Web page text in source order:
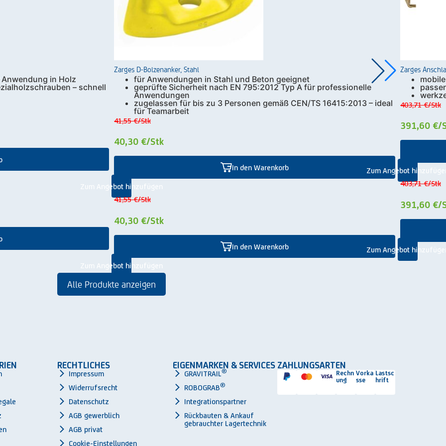
in Holz
– schnell
Zarges D-Bolzenanker, Stahl
für Anwendungen in Stahl und Beton geeignet
geprüfte Sicherheit nach EN 795:2012 Typ A für professionelle
Anwendungen
zugelassen für bis zu 3 Personen gemäß CEN/TS 16415:2013 – ideal
für Teamarbeit
41,55 €/Stk
40,30 €/Stk
In den Warenkorb
Zum Angebot hinzufügen
41,55 €/Stk
40,30 €/Stk
In den Warenkorb
Zum Angebot hinzufügen
Zarges
403,71 €/Stk
391,60 €/
Zum Angebot
403,71 €/Stk
391,60 €/
Zum Angebot
Alle Produkte anzeigen
RECHTLICHES
Impressum
Widerrufsrecht
Datenschutz
AGB gewerblich
AGB privat
Cookie-Einstellungen
EIGENMARKEN & SERVICES
GRAVITRAIL®
ROBOGRAB®
Integrationspartner
Rückbauten & Ankauf
gebrauchter Lagertechnik
ZAHLUNGSARTEN
Rechn
ung
Vorka
sse
Lastsc
hrift